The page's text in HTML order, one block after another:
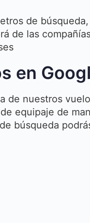
de
de las
en
de nuestros
equipaje de
búsqueda